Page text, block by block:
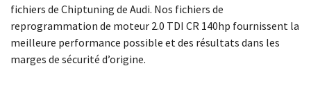
fichiers de Chiptuning de Audi. Nos fichiers de
reprogrammation de moteur 2.0 TDI CR 140hp fournissent la
meilleure performance possible et des résultats dans les
marges de sécurité d’origine.